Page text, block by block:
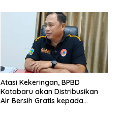
Atasi Kekeringan, BPBD
Kotabaru akan Distribusikan
Air Bersih Gratis kepada